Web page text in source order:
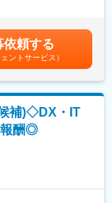
ィブ還元。支給は
では難しい決定を
を実感できます。
い、慣れ次第早期
ジュールは日によ
ているため、フラ
ため、コミュニケ
～30代前半の社員
署はハイクラス人
してもマチュアな
は含んでいます）※
年2回賃金はあくま
可能性がありま
依頼する
ェントサービス）
補)◇DX・IT
報酬◎